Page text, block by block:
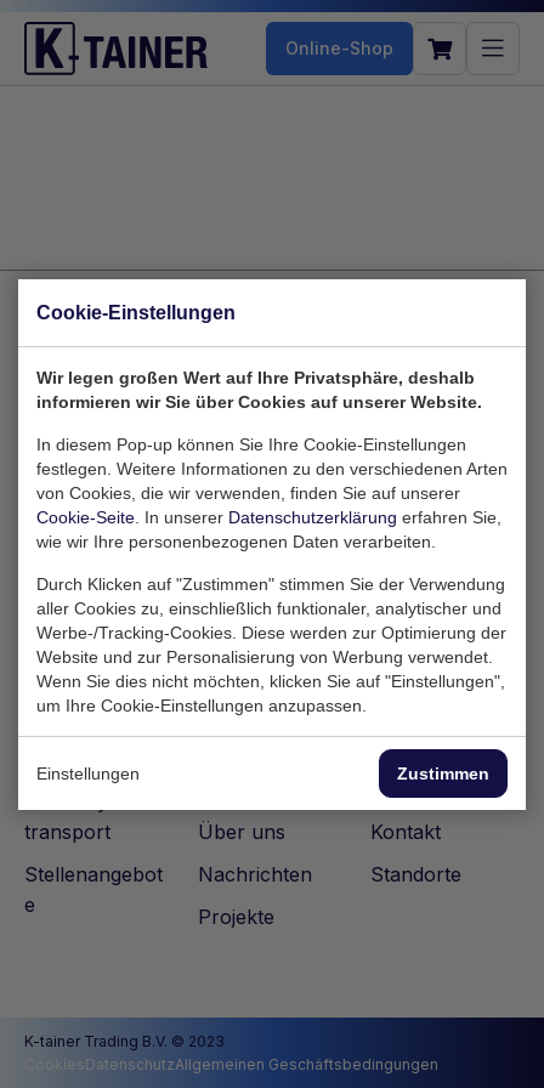
Online-Shop
Zaltbommelstraat 10
3089 JK Rotterdam
transport
Stellenangebot
e
Über uns
Nachrichten
Projekte
Häufig gestellte
Fragen
Kontakt
Standorte
K-tainer Trading B.V. © 2023
CookiesDatenschutzAllgemeinen Geschäftsbedingungen
Cookie-Einstellungen
Wir legen großen Wert auf Ihre Privatsphäre, deshalb
informieren wir Sie über Cookies auf unserer Website.
In diesem Pop-up können Sie Ihre Cookie-Einstellungen
festlegen. Weitere Informationen zu den verschiedenen Arten
von Cookies, die wir verwenden, finden Sie auf unserer
Cookie-Seite . In unserer Datenschutzerklärung erfahren Sie,
wie wir Ihre personenbezogenen Daten verarbeiten.
Durch Klicken auf "Zustimmen" stimmen Sie der Verwendung
aller Cookies zu, einschließlich funktionaler, analytischer und
Werbe-/Tracking-Cookies. Diese werden zur Optimierung der
Website und zur Personalisierung von Werbung verwendet.
Wenn Sie dies nicht möchten, klicken Sie auf "Einstellungen",
um Ihre Cookie-Einstellungen anzupassen.
Einstellungen Zustimmen